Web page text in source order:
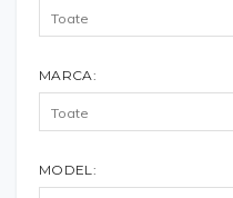
MARCA:
MODEL: